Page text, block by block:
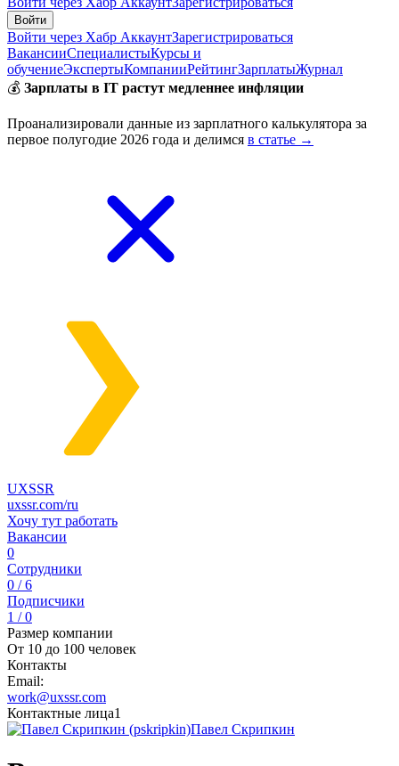
Войти
Войти через Хабр АккаунтЗарегистрироваться
ВакансииСпециалистыКурсы и
обучениеЭкспертыКомпанииРейтингЗарплатыЖурнал
💰 Зарплаты в IT растут медленнее инфляции
Проанализировали данные из зарплатного калькулятора за
первое полугодие 2026 года и делимся в статье →
UXSSR
uxssr.com/ru
Хочу тут работать
Вакансии
0
Сотрудники
0 / 6
Подписчики
1 / 0
Размер компании
От 10 до 100 человек
Контакты
Email:
work@uxssr.com
Контактные лица1
Павел Скрипкин